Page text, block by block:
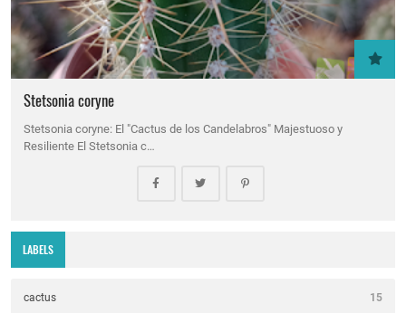
Stetsonia coryne
Stetsonia coryne: El "Cactus de los Candelabros" Majestuoso y
Resiliente El Stetsonia c…
LABELS
cactus 15